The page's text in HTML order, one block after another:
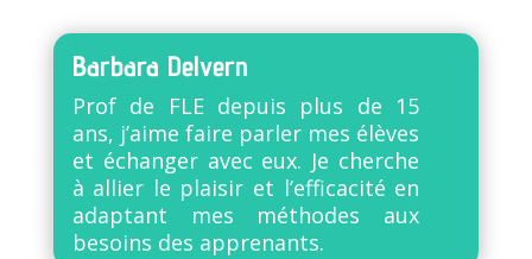
Barbara Delvern
Prof de FLE depuis plus de 15
ans, j’aime faire parler mes élèves
et échanger avec eux. Je cherche
à allier le plaisir et l’efficacité en
adaptant mes méthodes aux
besoins des apprenants.